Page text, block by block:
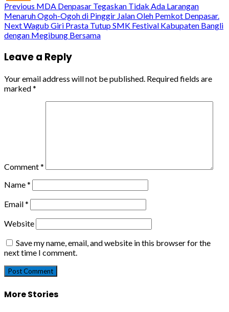
Continue
Reading
Previous MDA Denpasar Tegaskan Tidak Ada Larangan
Menaruh Ogoh-Ogoh di Pinggir Jalan Oleh Pemkot Denpasar.
NextWagub Giri Prasta Tutup SMK Festival Kabupaten Bangli
dengan Megibung Bersama
Leave a Reply
Your email address will not be published. Required fields are
marked*
Comment*
Name*
Email*
Website
Save my name, email, and website in this browser for the
next time I comment.
More Stories